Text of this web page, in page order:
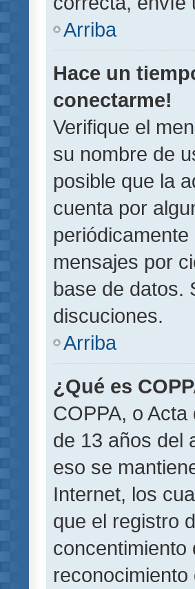
Arriba
Hace un
conectarme!
Verifique el
su nombre de
posible que la
cuenta por
mensajes por
base de datos.
discuciones.
Arriba
¿Qué es
COPPA, o
de 13 años del
eso se
Internet, los
que el registro
concentimiento